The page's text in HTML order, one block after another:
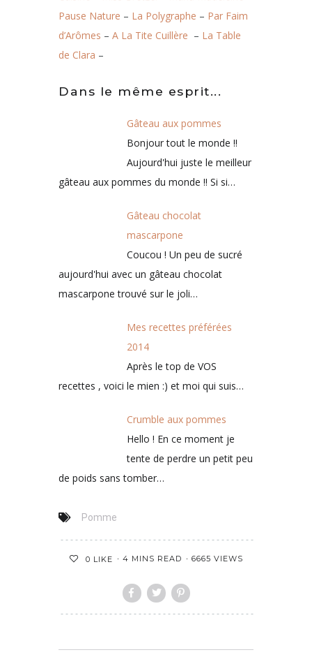
Pause Nature – La Polygraphe – Par Faim
d’Arômes – A La Tite Cuillère – La Table
de Clara –
Dans le même esprit...
Gâteau aux pommes
Bonjour tout le monde !! Aujourd'hui juste
le meilleur gâteau aux pommes du
monde !! Si si…
Gâteau chocolat
mascarpone
Coucou ! Un peu de sucré
aujourd'hui avec un gâteau
chocolat mascarpone
Mes recettes préférées
Après le top de VOS recettes , voici le mien
Crumble aux pommes
Hello ! En ce moment je
tente de perdre un petit peu
Pomme
4 MINS READ